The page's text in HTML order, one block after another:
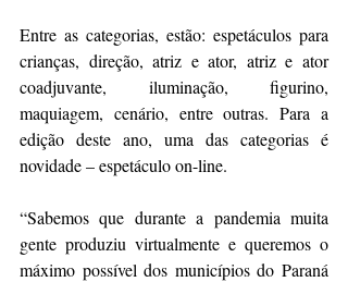
Entre as categorias, estão: espetáculos para
crianças, direção, atriz e ator, atriz e ator
coadjuvante, iluminação, figurino,
maquiagem, cenário, entre outras. Para a
edição deste ano, uma das categorias é
novidade – espetáculo on-line.
“Sabemos que durante a pandemia muita
gente produziu virtualmente e queremos o
máximo possível dos municípios do Paraná